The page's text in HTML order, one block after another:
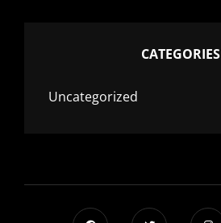
CATEGORIES
Uncategorized